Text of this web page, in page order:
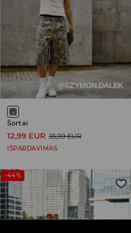
Šortai
12,99 EUR 35,99 EUR
IŠPARDAVIMAS
-44%